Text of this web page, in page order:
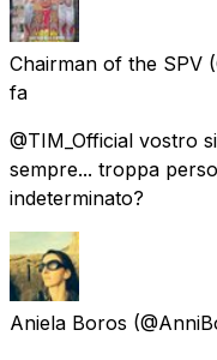
Chairman of the SPV
fa
@TIM_Official vostro
sempre... troppa
indeterminato?
Aniela Boros